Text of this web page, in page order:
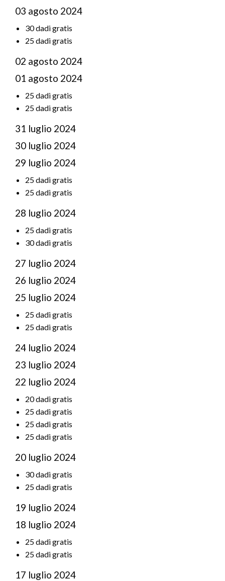
03 agosto 2024
30 dadi gratis
25 dadi gratis
02 agosto 2024
01 agosto 2024
25 dadi gratis
25 dadi gratis
31 luglio 2024
30 luglio 2024
29 luglio 2024
25 dadi gratis
25 dadi gratis
28 luglio 2024
25 dadi gratis
30 dadi gratis
27 luglio 2024
26 luglio 2024
25 luglio 2024
25 dadi gratis
25 dadi gratis
24 luglio 2024
23 luglio 2024
22 luglio 2024
20 dadi gratis
25 dadi gratis
25 dadi gratis
25 dadi gratis
20 luglio 2024
30 dadi gratis
25 dadi gratis
19 luglio 2024
18 luglio 2024
25 dadi gratis
25 dadi gratis
17 luglio 2024